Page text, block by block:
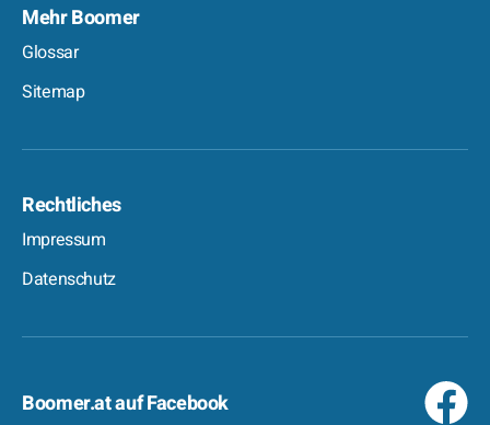
Mehr Boomer
Glossar
Sitemap
Rechtliches
Impressum
Datenschutz
Boomer.at auf Facebook